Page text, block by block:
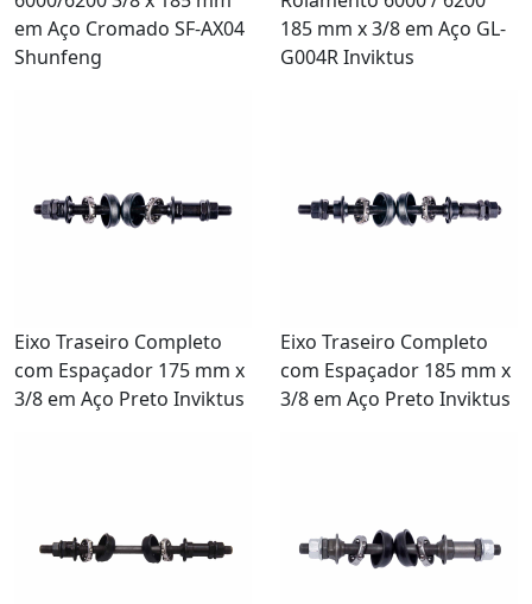
em Aço Cromado SF-AX04
Shunfeng
185 mm x 3/8 em Aço GL-
G004R Inviktus
Eixo Traseiro Completo
com Espaçador 175 mm x
3/8 em Aço Preto Inviktus
Eixo Traseiro Completo
com Espaçador 185 mm x
3/8 em Aço Preto Inviktus